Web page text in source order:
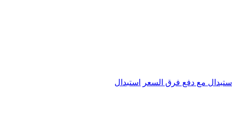
استبدال مع دفع فرق السعر
استبدال